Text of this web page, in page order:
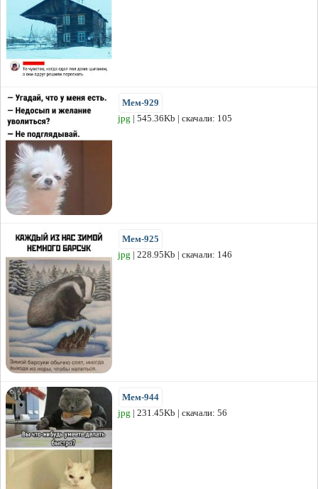
Мем-929
jpg | 545.36Kb | скачали: 105
Мем-925
jpg | 228.95Kb | скачали: 146
Мем-944
jpg | 231.45Kb | скачали: 56